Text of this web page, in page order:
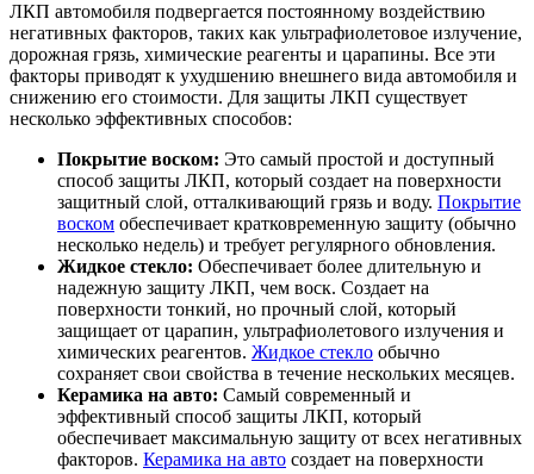
ЛКП автомобиля подвергается постоянному воздействию
негативных факторов, таких как ультрафиолетовое излучение,
дорожная грязь, химические реагенты и царапины. Все эти
факторы приводят к ухудшению внешнего вида автомобиля и
снижению его стоимости. Для защиты ЛКП существует
несколько эффективных способов:
Покрытие воском: Это самый простой и доступный
способ защиты ЛКП, который создает на поверхности
защитный слой, отталкивающий грязь и воду. Покрытие
воском обеспечивает кратковременную защиту (обычно
несколько недель) и требует регулярного обновления.
Жидкое стекло: Обеспечивает более длительную и
надежную защиту ЛКП, чем воск. Создает на
поверхности тонкий, но прочный слой, который
защищает от царапин, ультрафиолетового излучения и
химических реагентов. Жидкое стекло обычно
сохраняет свои свойства в течение нескольких месяцев.
Керамика на авто: Самый современный и
эффективный способ защиты ЛКП, который
обеспечивает максимальную защиту от всех негативных
факторов. Керамика на авто создает на поверхности